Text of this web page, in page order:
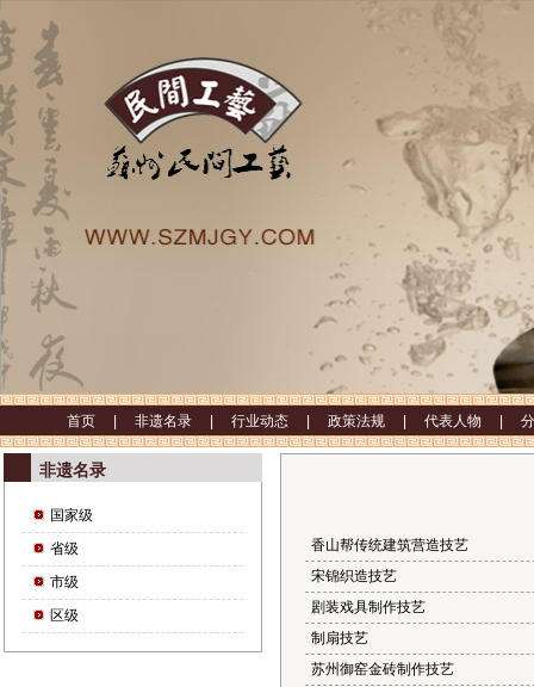
首页 | 非遗名录 | 行业动态 | 政策法规 | 代表人物 |
非遗名录
国家级
省级
市级
区级
香山帮传统建筑营造技艺
宋锦织造技艺
剧装戏具制作技艺
制扇技艺
苏州御窑金砖制作技艺